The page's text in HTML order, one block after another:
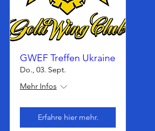
GWEF Treffen Ukraine
Do., 03. Sept.
Mehr Infos
Erfahre hier mehr.